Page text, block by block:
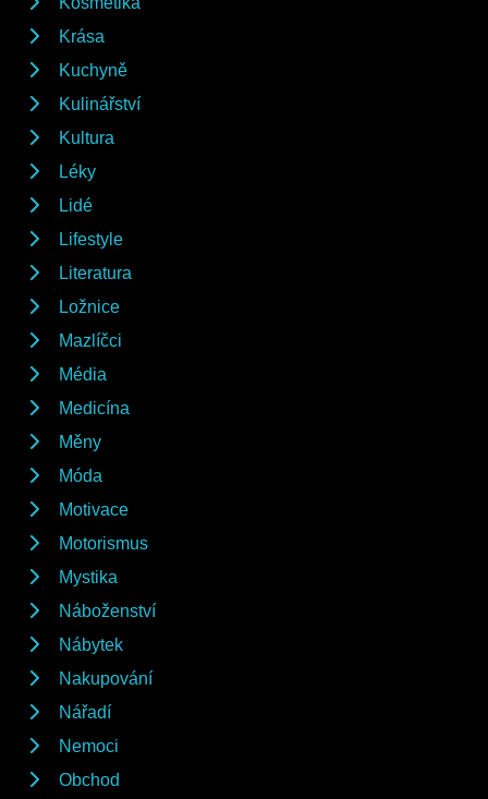
Krása
Kuchyně
Kulinářství
Kultura
Léky
Lidé
Lifestyle
Literatura
Ložnice
Mazlíčci
Média
Medicína
Měny
Móda
Motivace
Motorismus
Mystika
Náboženství
Nábytek
Nakupování
Nářadí
Nemoci
Obchod